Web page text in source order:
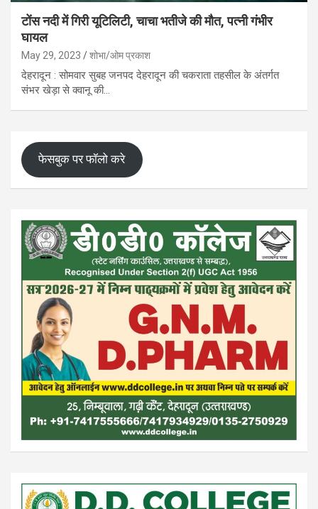
टोंस नदी में गिरी यूटिलिटी, चाचा भतीजे की मौत, पत्नी गंभीर
घायल
May 29, 2023 शोभा/ओम प्रकाश
देहरादून : सोमवार सुबह जनपद देहरादून की चकराता तहसील के अंतर्गत
संभर खेड़ा से क्वानू की…
फेसबुक पर फॉलो करे